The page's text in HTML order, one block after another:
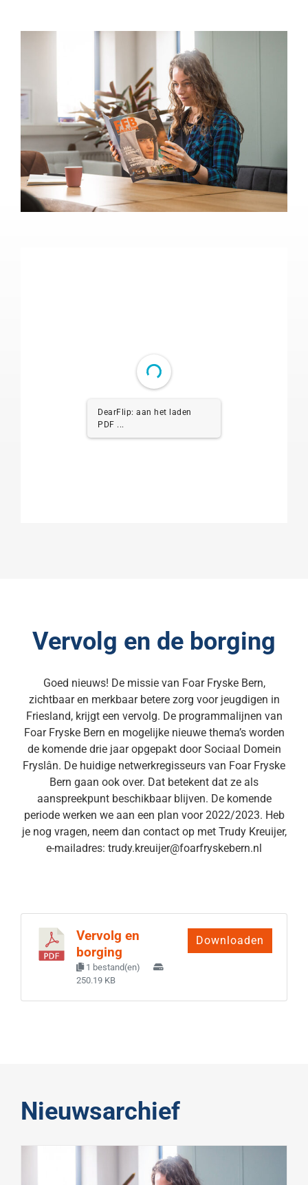
DearFlip: aan het laden
PDF 1% ...
Vervolg en de borging
Goed nieuws! De missie van Foar Fryske Bern,
zichtbaar en merkbaar betere zorg voor jeugdigen in
Friesland, krijgt een vervolg. De programmalijnen van
Foar Fryske Bern en mogelijke nieuwe thema’s worden
de komende drie jaar opgepakt door Sociaal Domein
Fryslân. De huidige netwerkregisseurs van Foar Fryske
Bern gaan ook over. Dat betekent dat ze als
aanspreekpunt beschikbaar blijven. De komende
periode werken we aan een plan voor 2022/2023. Heb
je nog vragen, neem dan contact op met Trudy Kreuijer,
e-mailadres: trudy.kreuijer@foarfryskebern.nl
Vervolg en
borging
1 bestand(en)
250.19 KB
Downloaden
Nieuwsarchief